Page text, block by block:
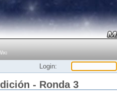
Login:
- Ronda 3